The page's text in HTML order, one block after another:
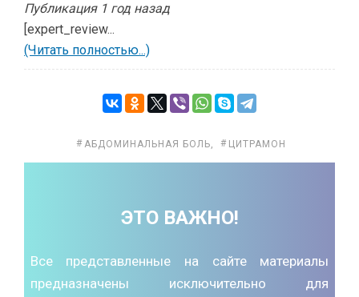
Публикация 1 год назад
[expert_review...
(Читать полностью...)
АБДОМИНАЛЬНАЯ БОЛЬ, ЦИТРАМОН
ЭТО ВАЖНО!
Все представленные на сайте материалы
предназначены исключительно для